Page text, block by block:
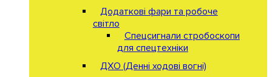
Додаткові фари та робоче
світло
Спецсигнали стробоскопи
для спецтехніки
ДХО (Денні ходові вогні)